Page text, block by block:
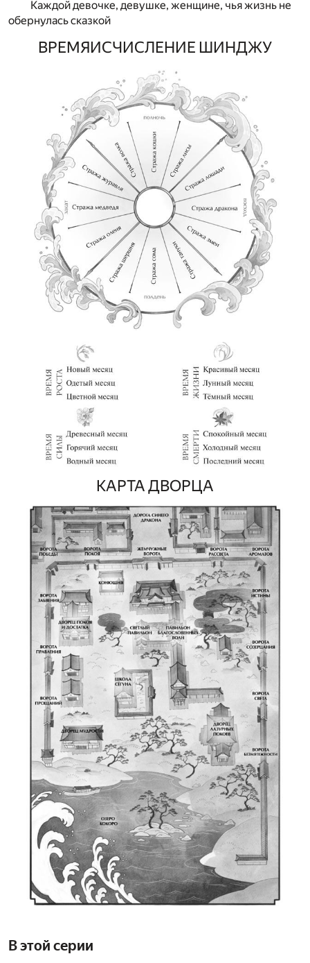
Каждой девочке, девушке, женщине, чья жизнь не
обернулась сказкой
ВРЕМЯИСЧИСЛЕНИЕ ШИНДЖУ
КАРТА ДВОРЦА
В этой серии